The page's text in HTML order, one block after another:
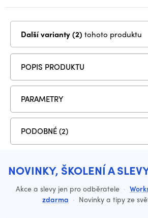
Další varianty (2) tohoto produktu
POPIS PRODUKTU
PARAMETRY
PODOBNÉ (2)
NOVINKY, ŠKOLENÍ A
Akce a slevy jen pro odběratele ·
zdarma · Novinky a tipy ze